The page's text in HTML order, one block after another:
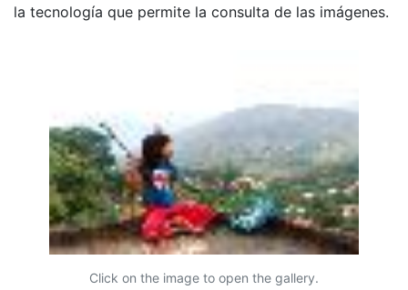
la tecnología que permite la consulta de las imágenes.
Click on the image to open the gallery.